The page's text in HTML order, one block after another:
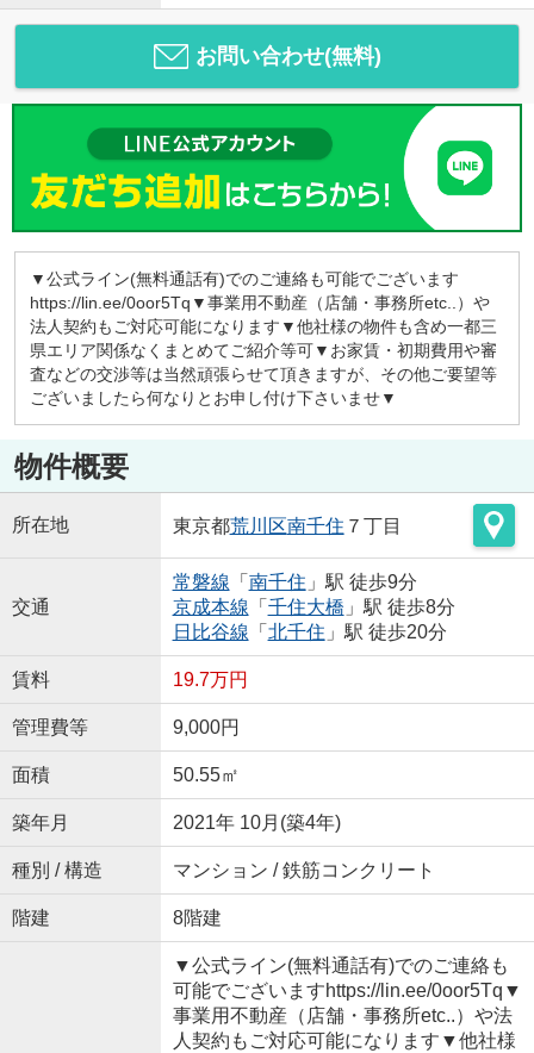
お問い合わせ(無料)
▼公式ライン(無料通話有)でのご連絡も可能でございます
https://lin.ee/0oor5Tq▼事業用不動産（店舗・事務所etc..）や
法人契約もご対応可能になります▼他社様の物件も含め一都三
県エリア関係なくまとめてご紹介等可▼お家賃・初期費用や審
査などの交渉等は当然頑張らせて頂きますが、その他ご要望等
ございましたら何なりとお申し付け下さいませ▼
物件概要
所在地 東京都荒川区南千住 ７丁目
交通
常磐線 「 南千住 」駅 徒歩9分
京成本線 「 千住大橋 」駅 徒歩8分
日比谷線 「 北千住 」駅 徒歩20分
賃料 19.7万円
管理費等 9,000円
面積 50.55㎡
築年月 2021年 10月(築4年)
種別 / 構造 マンション / 鉄筋コンクリート
階建 8階建
▼公式ライン(無料通話有)でのご連絡も
可能でございますhttps://lin.ee/0oor5Tq▼
事業用不動産（店舗・事務所etc..）や法
人契約もご対応可能になります▼他社様